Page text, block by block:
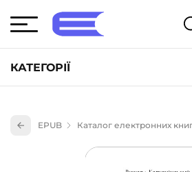
КАТЕГОРІЇ
Книги для дітей (835)
Книги для підлітків (240)
EPUB Каталог електронних